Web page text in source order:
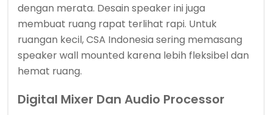
dengan merata. Desain speaker ini juga
membuat ruang rapat terlihat rapi. Untuk
ruangan kecil, CSA Indonesia sering memasang
speaker wall mounted karena lebih fleksibel dan
hemat ruang.
Digital Mixer Dan Audio Processor